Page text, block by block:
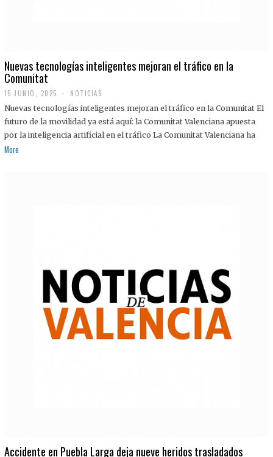
Nuevas tecnologías inteligentes mejoran el tráfico en la
Comunitat
15 JUNIO, 2025 NOTICIAS
Nuevas tecnologías inteligentes mejoran el tráfico en la Comunitat El
futuro de la movilidad ya está aquí: la Comunitat Valenciana apuesta
por la inteligencia artificial en el tráfico La Comunitat Valenciana ha
More
Accidente en Puebla Larga deja nueve heridos trasladados